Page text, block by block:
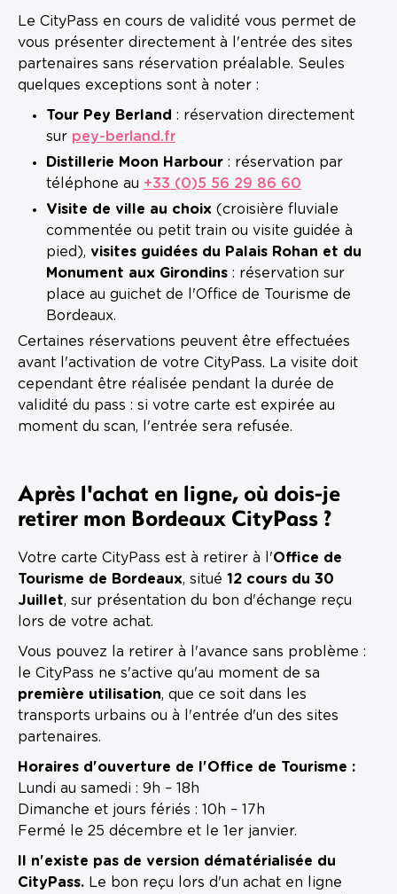
Le CityPass en cours de validité vous permet de
vous présenter directement à l'entrée des sites
partenaires sans réservation préalable. Seules
quelques exceptions sont à noter :
Tour Pey Berland : réservation directement
sur pey-berland.fr
Distillerie Moon Harbour : réservation par
téléphone au +33 (0)5 56 29 86 60
Visite de ville au choix (croisière fluviale
commentée ou petit train ou visite guidée à
pied), visites guidées du Palais Rohan et du
Monument aux Girondins : réservation sur
place au guichet de l'Office de Tourisme de
Bordeaux.
Certaines réservations peuvent être effectuées
avant l'activation de votre CityPass. La visite doit
cependant être réalisée pendant la durée de
validité du pass : si votre carte est expirée au
moment du scan, l'entrée sera refusée.
Après l'achat en ligne, où dois-je
retirer mon Bordeaux CityPass ?
Votre carte CityPass est à retirer à l'Office de
Tourisme de Bordeaux, situé 12 cours du 30
Juillet, sur présentation du bon d'échange reçu
lors de votre achat.
Vous pouvez la retirer à l'avance sans problème :
le CityPass ne s'active qu'au moment de sa
première utilisation, que ce soit dans les
transports urbains ou à l'entrée d'un des sites
partenaires.
Horaires d'ouverture de l'Office de Tourisme :
Lundi au samedi : 9h – 18h
Dimanche et jours fériés : 10h – 17h
Fermé le 25 décembre et le 1er janvier.
Il n'existe pas de version dématérialisée du
CityPass. Le bon reçu lors d'un achat en ligne